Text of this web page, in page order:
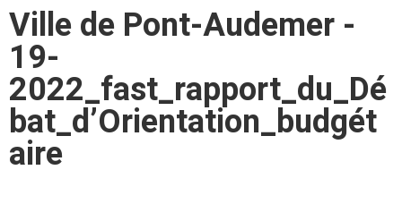
Ville de Pont-Audemer -
19-
2022_fast_rapport_du_Dé
bat_d’Orientation_budgét
aire